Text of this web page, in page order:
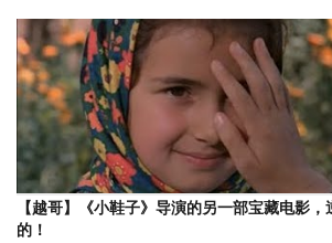
【越哥】《小鞋子》导演的另一部宝藏电影
的！